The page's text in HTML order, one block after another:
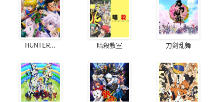
HUNTER... 暗殺教室 刀剣乱舞